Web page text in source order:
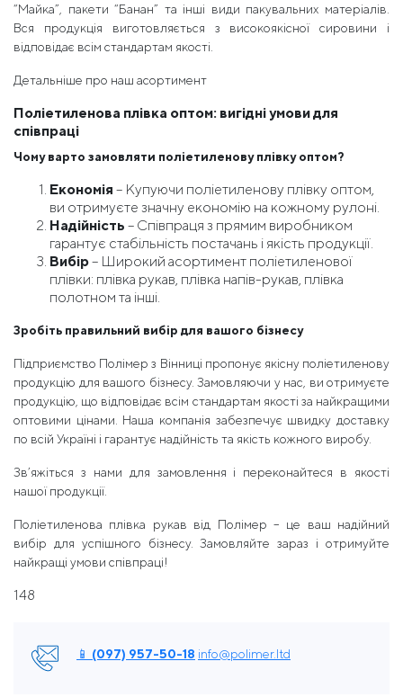
“Майка”, пакети “Банан” та інші види пакувальних матеріалів.
Вся продукція виготовляється з високоякісної сировини і
відповідає всім стандартам якості.
Детальніше про наш асортимент
Поліетиленова плівка оптом: вигідні умови для
співпраці
Чому варто замовляти поліетиленову плівку оптом?
Економія – Купуючи поліетиленову плівку оптом,
ви отримуєте значну економію на кожному рулоні.
Надійність – Співпраця з прямим виробником
гарантує стабільність постачань і якість продукції.
Вибір– Широкий асортимент поліетиленової
плівки: плівка рукав, плівка напів-рукав, плівка
полотном та інші.
Зробіть правильний вибір для вашого бізнесу
Підприємство Полімер з Вінниці пропонує якісну поліетиленову
продукцію для вашого бізнесу. Замовляючи у нас, ви отримуєте
продукцію, що відповідає всім стандартам якості за найкращими
оптовими цінами. Наша компанія забезпечує швидку доставку
по всій Україні і гарантує надійність та якість кожного виробу.
Зв’яжіться з нами для замовлення і переконайтеся в якості
нашої продукції.
Поліетиленова плівка рукав від Полімер – це ваш надійний
вибір для успішного бізнесу. Замовляйте зараз і отримуйте
найкращі умови співпраці!
148
📱 (097) 957-50-18 info@polimer.ltd